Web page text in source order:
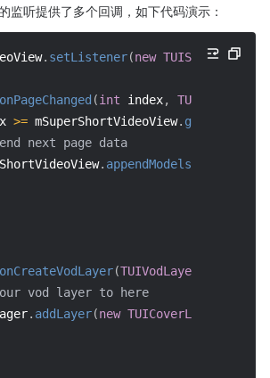
监听提供了多个回调，如下代码演示：
. setListener(new
onPageChanged (int index,
>= mSuperShortVideoView.
next page data
. appendModels
onCreateVodLayer(TUIVodLayerManager
vod layer to here
. addLayer(new TUICoverLayer